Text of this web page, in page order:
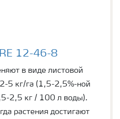
12-46-8
в виде листовой
5 кг/га (1,5-2,5%-ной
2,5 кг / 100 л воды).
растения достигают